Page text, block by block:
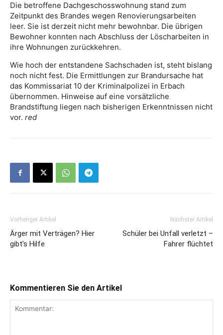
Die betroffene Dachgeschosswohnung stand zum
Zeitpunkt des Brandes wegen Renovierungsarbeiten
leer. Sie ist derzeit nicht mehr bewohnbar. Die übrigen
Bewohner konnten nach Abschluss der Löscharbeiten in
ihre Wohnungen zurückkehren.
Wie hoch der entstandene Sachschaden ist, steht bislang
noch nicht fest. Die Ermittlungen zur Brandursache hat
das Kommissariat 10 der Kriminalpolizei in Erbach
übernommen. Hinweise auf eine vorsätzliche
Brandstiftung liegen nach bisherigen Erkenntnissen nicht
vor. red
Vorheriger Artikel
Ärger mit Verträgen? Hier
gibt’s Hilfe
Nächster Artikel
Schüler bei Unfall verletzt –
Fahrer flüchtet
Kommentieren Sie den Artikel